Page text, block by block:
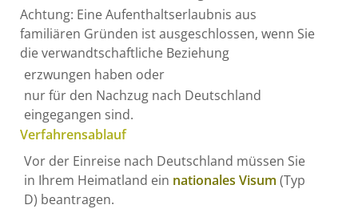
Achtung: Eine Aufenthaltserlaubnis aus
familiären Gründen ist ausgeschlossen, wenn Sie
die verwandtschaftliche Beziehung
erzwungen haben oder
nur für den Nachzug nach Deutschland
eingegangen sind.
Verfahrensablauf
Vor der Einreise nach Deutschland müssen Sie
in Ihrem Heimatland ein nationales Visum (Typ
D) beantragen.